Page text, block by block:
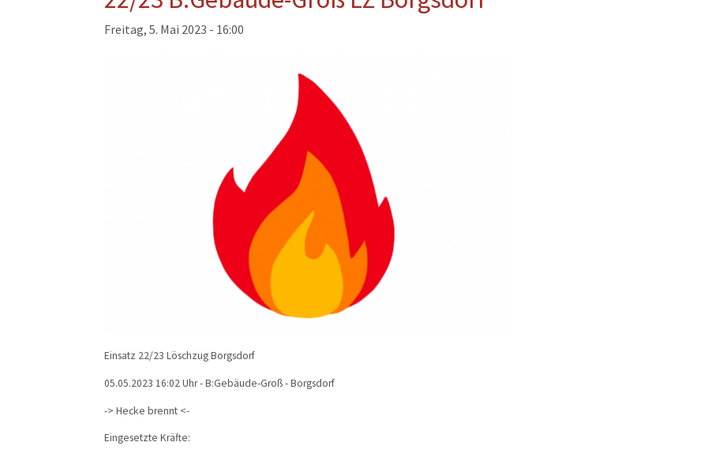
Alters- und Ehrenabteilung
Freitag, 5. Mai 2023 - 16:00
Einsatz 22/23 Löschzug Borgsdorf
05.05.2023 16:02 Uhr - B:Gebäude-Groß - Borgsdorf
-> Hecke brennt <-
Eingesetzte Kräfte: